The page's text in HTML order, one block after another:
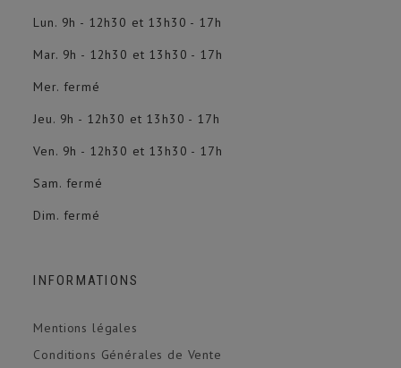
Lun. 9h - 12h30 et 13h30 - 17h
Mar. 9h - 12h30 et 13h30 - 17h
Mer. fermé
Jeu. 9h - 12h30 et 13h30 - 17h
Ven. 9h - 12h30 et 13h30 - 17h
Sam. fermé
Dim. fermé
INFORMATIONS
Mentions légales
Conditions Générales de Vente